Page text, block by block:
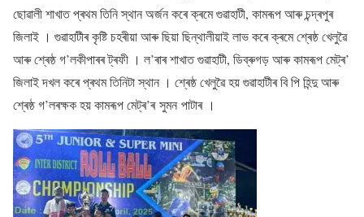
ছোৱালী শাখাত প্ৰথম তিনি স্থান অৰ্জন কৰে ক্ৰমে গুৱাহাটী, কামৰূপ আৰু চন্দ্ৰপুৰ
জিলাই । গুৱাহাটীৰ কৃষ্টি চহৰীয়া আৰু ছিয়া ছিন্থালীয়াই লাভ কৰে ক্ৰমে শ্ৰেষ্ঠ খেলুৱৈ
আৰু শ্ৰেষ্ঠ গ’লকীপাৰৰ ট্ৰফী । ল’ৰাৰ শাখাত গুৱাহাটী, ডিব্ৰুগড় আৰু কামৰূপ মেট্ৰ’
জিলাই দখল কৰে প্ৰথম তিনিটা স্থান । শ্ৰেষ্ঠ খেলুৱৈ হয় গুৱাহাটীৰ বি পি হিন্দু আৰু
শ্ৰেষ্ঠ গ’লৰক্ষক হয় কামৰূপ মেট্ৰ’ৰ সুমন পাটাৰ ।